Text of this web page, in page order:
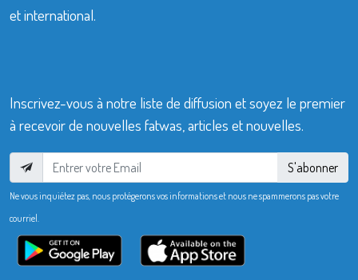
et international.
Inscrivez-vous à notre liste de diffusion et soyez le premier
à recevoir de nouvelles fatwas, articles et nouvelles.
S'abonner
Ne vous inquiétez pas, nous protégerons vos informations et nous ne spammerons pas votre
courriel.